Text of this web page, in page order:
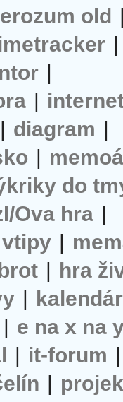
old
|
|
|
| diagram |
|
do
Ova hra |
vtipy |
| hra
| kalendár
| e na x na
| it-forum |
|